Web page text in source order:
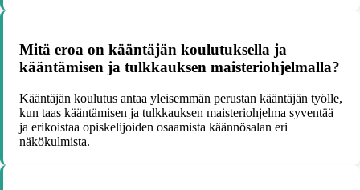
Mitä eroa on kääntäjän koulutuksella ja
kääntämisen ja tulkkauksen maisteriohjelmalla?
Kääntäjän koulutus antaa yleisemmän perustan kääntäjän työlle,
kun taas kääntämisen ja tulkkauksen maisteriohjelma syventää
ja erikoistaa opiskelijoiden osaamista käännösalan eri
näkökulmista.